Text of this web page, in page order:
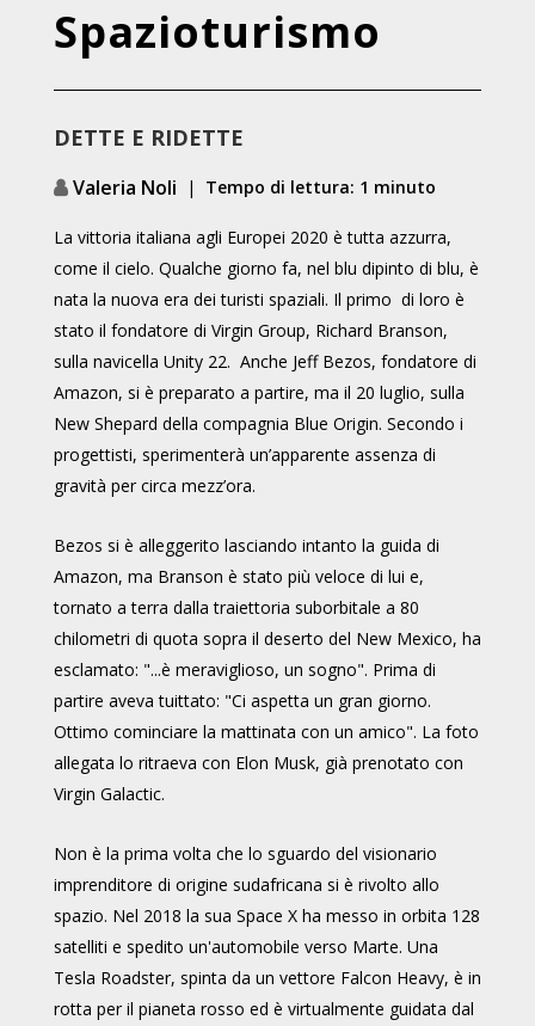
Spazioturismo
DETTE E RIDETTE
Valeria Noli | Tempo di lettura: 1 minuto
La vittoria italiana agli Europei 2020 è tutta azzurra,
come il cielo. Qualche giorno fa, nel blu dipinto di blu, è
nata la nuova era dei turisti spaziali. Il primo di loro è
stato il fondatore di Virgin Group, Richard Branson,
sulla navicella Unity 22. Anche Jeff Bezos, fondatore di
Amazon, si è preparato a partire, ma il 20 luglio, sulla
New Shepard della compagnia Blue Origin. Secondo i
progettisti, sperimenterà un’apparente assenza di
gravità per circa mezz’ora.
Bezos si è alleggerito lasciando intanto la guida di
Amazon, ma Branson è stato più veloce di lui e,
tornato a terra dalla traiettoria suborbitale a 80
chilometri di quota sopra il deserto del New Mexico, ha
esclamato: "...è meraviglioso, un sogno". Prima di
partire aveva tuittato: "Ci aspetta un gran giorno.
Ottimo cominciare la mattinata con un amico". La foto
allegata lo ritraeva con Elon Musk, già prenotato con
Virgin Galactic.
Non è la prima volta che lo sguardo del visionario
imprenditore di origine sudafricana si è rivolto allo
spazio. Nel 2018 la sua Space X ha messo in orbita 128
satelliti e spedito un'automobile verso Marte. Una
Tesla Roadster, spinta da un vettore Falcon Heavy, è in
rotta per il pianeta rosso ed è virtualmente guidata dal